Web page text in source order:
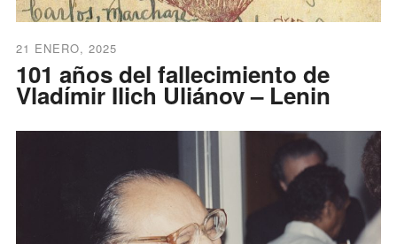
21 ENERO, 2025
101 años del fallecimiento de
Vladímir Ilich Uliánov – Lenin